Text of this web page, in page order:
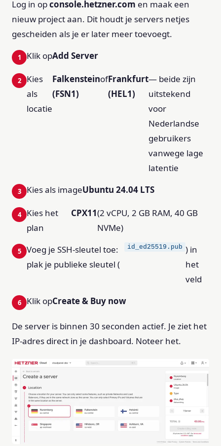
Log in opconsole.hetzner.com en maak een
nieuw project aan. Dit houdt je servers netjes
gescheiden als je er later meer toevoegt.
Klik opAdd Server
Kies
als
locatie
Falkenstein
(FSN1)
ofFrankfurt
(HEL1)
— beide zijn
uitstekend
voor
Nederlandse
gebruikers
vanwege lage
latentie
Kies als imageUbuntu 24.04 LTS
Kies het
plan
CPX11(2 vCPU, 2 GB RAM, 40 GB
NVMe)
Voeg je SSH-sleutel toe:
plak je publieke sleutel (
id_ed25519.pub ) in
het
veld
Klik opCreate & Buy now
De server is binnen 30 seconden actief. Je ziet het
IP-adres direct in je dashboard. Noteer het.